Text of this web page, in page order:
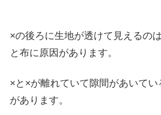
×の後ろに生地が透けて見えるの
と布に原因があります。
×と×が離れていて隙間があいてい
があります。